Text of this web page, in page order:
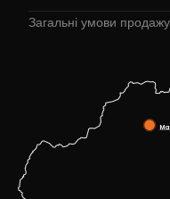
Загальні умови продажу